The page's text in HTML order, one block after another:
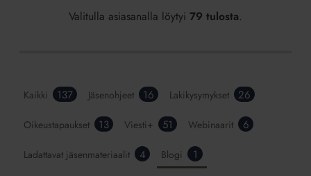
Valitulla asiasanalla löytyi 79 tulosta.
Kaikki 137 Jäsenohjeet 16 Lakikysymykset 26
Oikeustapaukset 13 Viesti+ 51 Webinaarit 6
Ladattavat jäsenmateriaalit 4 Blogi 1